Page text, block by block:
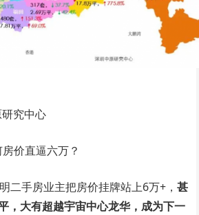
究中心
价直逼六万？
二手房业主把房价挂牌站上6万+，甚
，大有超越宇宙中心龙华，成为下一